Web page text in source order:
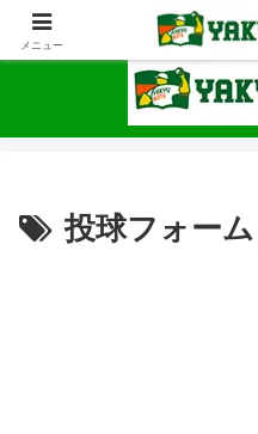
野球が上手く
投球フォーム
メニュー